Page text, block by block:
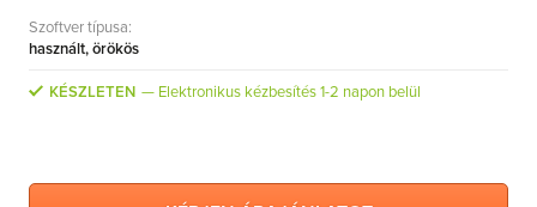
MS Skype for Business Server
Szoftver típusa:
használt, örökös
KÉSZLETEN Elektronikus kézbesítés 1-2 napon belül